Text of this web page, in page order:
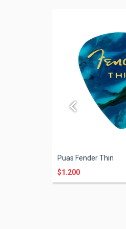
Puas Fender Thin
$1.200